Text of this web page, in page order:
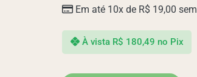
Em até 10x de R$ 19,00
À vista R$ 180,49 no Pix